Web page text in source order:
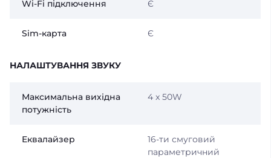
Wi-Fi підключення Є
Sim-карта Є
НАЛАШТУВАННЯ ЗВУКУ
Максимальна вихідна
потужність
4 x 50W
Еквалайзер
16-ти смуговий
параметричний